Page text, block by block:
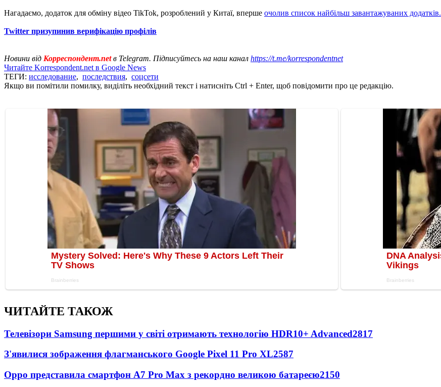
Нагадаємо, додаток для обміну відео TikTok, розроблений у Китаї, вперше очолив список найбільш завантажуваних додатків.
Twitter призупинив верифікацію профілів
Новини від Корреспондент.netв Telegram. Підписуйтесь на наш канал https://t.me/korrespondentnet
Читайте Korrespondent.net в Google News
ТЕГИ: исследование, последствия, соцсети
Якщо ви помітили помилку, виділіть необхідний текст і натисніть Ctrl + Enter, щоб повідомити про це редакцію.
ЧИТАЙТЕ ТАКОЖ
Телевізори Samsung першими у світі отримають технологію HDR10+ Advanced2817
З'явилися зображення флагманського Google Pixel 11 Pro XL2587
Oppo представила смартфон A7 Pro Max з рекордно великою батареєю2150